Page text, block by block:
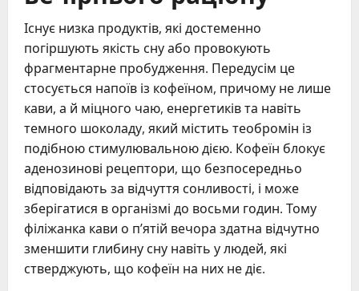
Існує низка продуктів, які достеменно
погіршують якість сну або провокують
фрагментарне пробудження. Передусім це
стосується напоїв із кофеїном, причому не лише
кави, а й міцного чаю, енергетиків та навіть
темного шоколаду, який містить теобромін із
подібною стимулювальною дією. Кофеїн блокує
аденозинові рецептори, що безпосередньо
відповідають за відчуття сонливості, і може
зберігатися в організмі до восьми годин. Тому
філіжанка кави о п’ятій вечора здатна відчутно
зменшити глибину сну навіть у людей, які
стверджують, що кофеїн на них не діє.